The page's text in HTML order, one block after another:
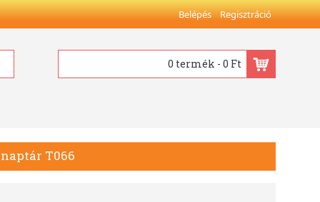
Belépés Regisztráció
0 termék - 0 Ft
T066